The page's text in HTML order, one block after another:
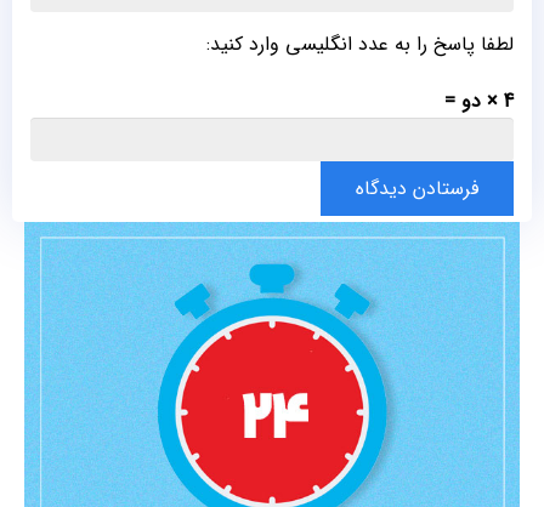
لطفا پاسخ را به عدد انگلیسی وارد کنید:
4 × دو =
فرستادن دیدگاه